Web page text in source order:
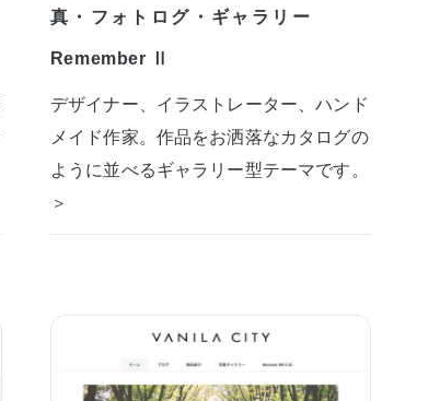
真・フォトログ・ギャラリー
Remember Ⅱ
デザイナー、イラストレーター、ハンド
メイド作家。作品をお洒落なカタログの
ように並べるギャラリー型テーマです。
＞